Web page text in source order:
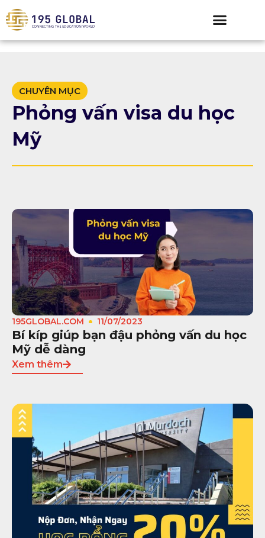
CHUYÊN MỤC
Phỏng vấn visa du học
Mỹ
195GLOBAL.COM 11/07/2023
Bí kíp giúp bạn đậu phỏng vấn du học
Mỹ dễ dàng
Xem thêm